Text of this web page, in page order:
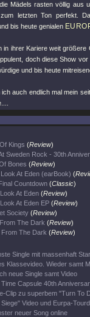
Mädels rasten völlig aus
letzten Ton perfekt.
bis heute genialen
in ihrer Kariere weit
doch diese Show
und bis heute
auch endlich mal mein
Kings (Review)
Sweden Rock - 30th
Bones (Review)
At Eden (earBook) (
Countdown (Classic)
At Eden (Review)
At Eden EP (Review)
Society (Review)
The Dark (Review)
From The Dark (Review)
Single mit massenhaft
Klassevideo. Wieder samt
neue Single samt Video
Capsule 40th
Clip zu superbem "Turn To
Video und Eurpa-
neuer Song online